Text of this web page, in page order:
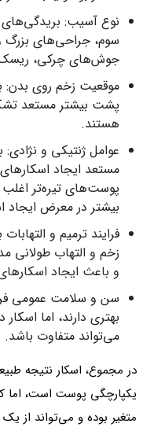
نوع آسیب:
سوم، جراحی‌های
جوش‌های چرکی، ریسک
موقعیت زخم روی بدن:
پشت بیشتر مستعد
هستند.
عوامل ژنتیکی و نژادی:
مستعد ایجاد
پوست‌های تیره‌تر
بیشتر در معرض ایجاد
فرایند ترمیم و
زخم و التهاب طولانی
و باعث ایجاد
سن و سلامت عمومی
بهتری دارند، اما
می‌تواند متفاوت باشد.
در مجموع، اسکار نتیجه
یکپارچگی پوست است، اما
متغیر بوده و می‌تواند از